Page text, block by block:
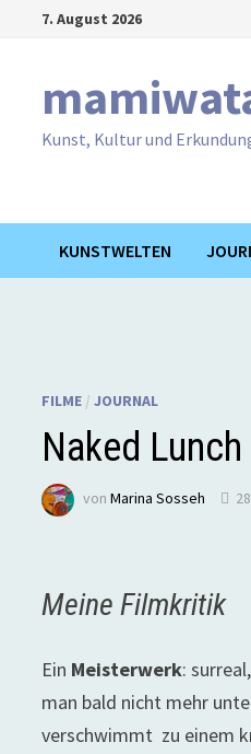
7. August 2026
Kunst, Kultur und
KUNSTWELTEN
FILME /JOURNAL
Naked Lunch
vonMarina Sosseh
Meine Filmkritik
Ein Meisterwerk:
man bald nicht mehr
verschwimmt zu einem